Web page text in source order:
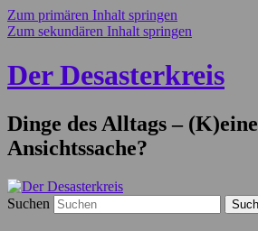
Zum primären Inhalt springen
Zum sekundären Inhalt springen
Der Desasterkreis
Dinge des Alltags – (K)eine
Ansichtssache?
Suchen